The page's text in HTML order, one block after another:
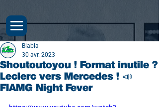
Shoutoutoyou ! Format inutile ?
Leclerc vers Mercedes ! 📣
FIAMG Night Fever
Blabla
30 avr. 2023